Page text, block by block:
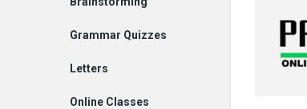
Grammar Quizzes
Letters
Online Classes